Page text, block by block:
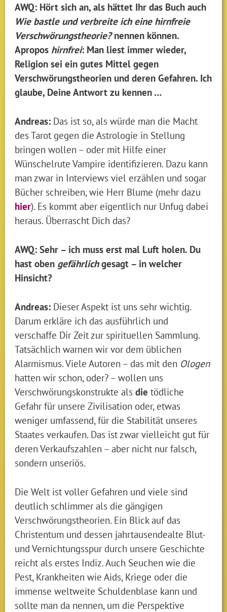
AWQ: Hört sich an, als hättet Ihr das Buch auch
Wie bastle und verbreite ich eine hirnfreie
Verschwörungstheorie?nennen können.
Apropos hirnfrei: Man liest immer wieder,
Religion sei ein gutes Mittel gegen
Verschwörungstheorien und deren Gefahren. Ich
glaube, Deine Antwort zu kennen …
Andreas: Das ist so, als würde man die Macht
des Tarot gegen die Astrologie in Stellung
bringen wollen – oder mit Hilfe einer
Wünschelrute Vampire identifizieren. Dazu kann
man zwar in Interviews viel erzählen und sogar
Bücher schreiben, wie Herr Blume (mehr dazu
hier). Es kommt aber eigentlich nur Unfug dabei
heraus. Überrascht Dich das?
AWQ: Sehr – ich muss erst mal Luft holen. Du
hast oben gefährlichgesagt – in welcher
Hinsicht?
Andreas: Dieser Aspekt ist uns sehr wichtig.
Darum erkläre ich das ausführlich und
verschaffe Dir Zeit zur spirituellen Sammlung.
Tatsächlich warnen wir vor dem üblichen
Alarmismus. Viele Autoren – das mit den Ologen
hatten wir schon, oder? – wollen uns
Verschwörungskonstrukte alsdie tödliche
Gefahr für unsere Zivilisation oder, etwas
weniger umfassend, für die Stabilität unseres
Staates verkaufen. Das ist zwar vielleicht gut für
deren Verkaufszahlen – aber nicht nur falsch,
sondern unseriös.
Die Welt ist voller Gefahren und viele sind
deutlich schlimmer als die gängigen
Verschwörungstheorien. Ein Blick auf das
Christentum und dessen jahrtausendealte Blut-
und Vernichtungsspur durch unsere Geschichte
reicht als erstes Indiz. Auch Seuchen wie die
Pest, Krankheiten wie Aids, Kriege oder die
immense weltweite Schuldenblase kann und
sollte man da nennen, um die Perspektive